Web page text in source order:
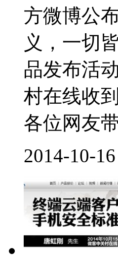
方微博公
义，一切
品发布活
村在线收
各位网友
2014-10-16